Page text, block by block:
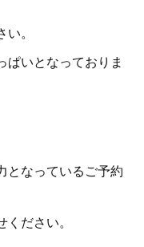
。
ぱいとなっておりま
となっているご予約
ださい。